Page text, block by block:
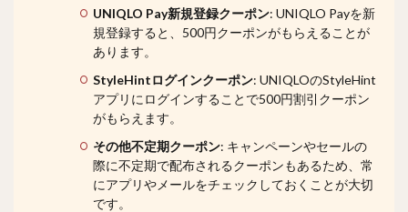
UNIQLO Pay新規登録クーポン: UNIQLO Payを新
規登録すると、500円クーポンがもらえることが
あります。
StyleHintログインクーポン: UNIQLOのStyleHint
アプリにログインすることで500円割引クーポン
がもらえます。
その他不定期クーポン: キャンペーンやセールの
際に不定期で配布されるクーポンもあるため、常
にアプリやメールをチェックしておくことが大切
です。